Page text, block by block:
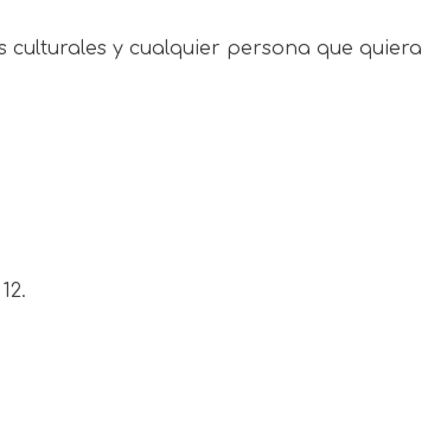
y cualquier persona que